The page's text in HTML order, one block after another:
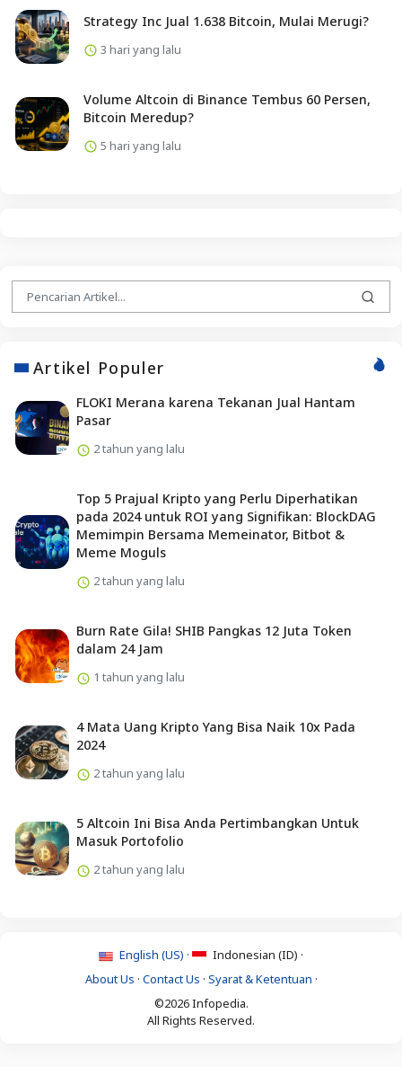
Strategy Inc Jual 1.638 Bitcoin, Mulai Merugi?
3 hari yang lalu
Volume Altcoin di Binance Tembus 60 Persen,
Bitcoin Meredup?
5 hari yang lalu
Artikel Populer
FLOKI Merana karena Tekanan Jual Hantam
Pasar
2 tahun yang lalu
Top 5 Prajual Kripto yang Perlu Diperhatikan
pada 2024 untuk ROI yang Signifikan: BlockDAG
Memimpin Bersama Memeinator, Bitbot &
Meme Moguls
2 tahun yang lalu
Burn Rate Gila! SHIB Pangkas 12 Juta Token
dalam 24 Jam
1 tahun yang lalu
4 Mata Uang Kripto Yang Bisa Naik 10x Pada
2024
2 tahun yang lalu
5 Altcoin Ini Bisa Anda Pertimbangkan Untuk
Masuk Portofolio
2 tahun yang lalu
English (US) ·
Indonesian (ID) ·
About Us · Contact Us · Syarat & Ketentuan ·
©2026 Infopedia.
All Rights Reserved.